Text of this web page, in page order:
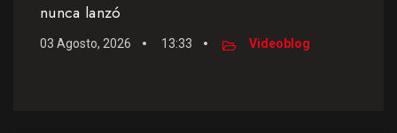
nunca lanzó
03 Agosto, 2026 13:33 Videoblog